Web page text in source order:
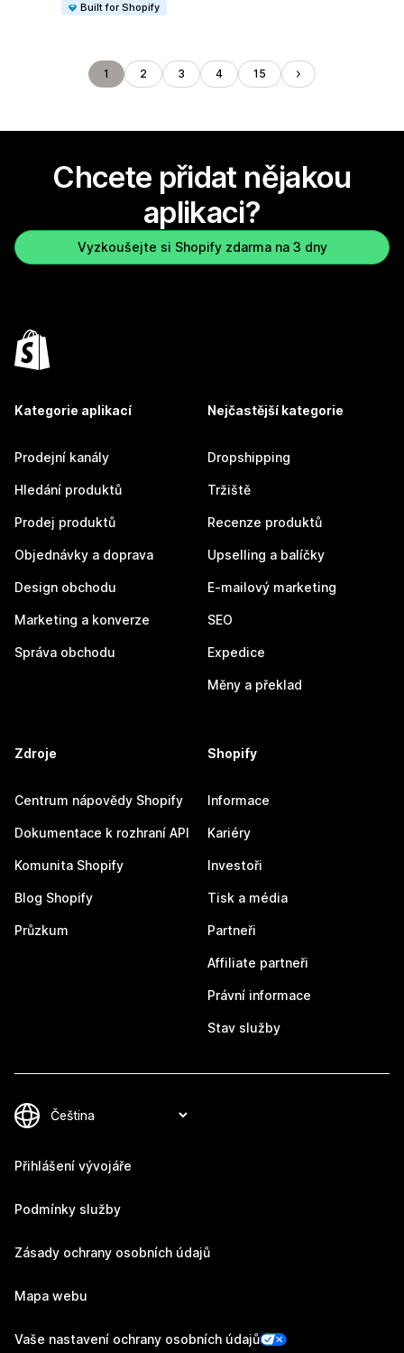
Built for Shopify
1 2 3 4 15
Chcete přidat nějakou
aplikaci?
Vyzkoušejte si Shopify zdarma na 3 dny
Kategorie aplikací
Prodejní kanály
Hledání produktů
Prodej produktů
Objednávky a doprava
Design obchodu
Marketing a konverze
Správa obchodu
Nejčastější kategorie
Dropshipping
Tržiště
Recenze produktů
Upselling a balíčky
E-mailový marketing
SEO
Expedice
Měny a překlad
Zdroje
Centrum nápovědy Shopify
Dokumentace k rozhraní API
Komunita Shopify
Blog Shopify
Průzkum
Shopify
Informace
Kariéry
Investoři
Tisk a média
Partneři
Affiliate partneři
Právní informace
Stav služby
Přihlášení vývojáře
Podmínky služby
Zásady ochrany osobních údajů
Mapa webu
Vaše nastavení ochrany osobních údajů